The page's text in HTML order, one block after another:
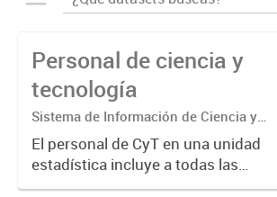
Personal de ciencia y
tecnología
Sistema de Información de Ciencia y
Tecnología Argentino (SICYTAR)
El personal de CyT en una unidad
estadística incluye a todas las
personas involucradas